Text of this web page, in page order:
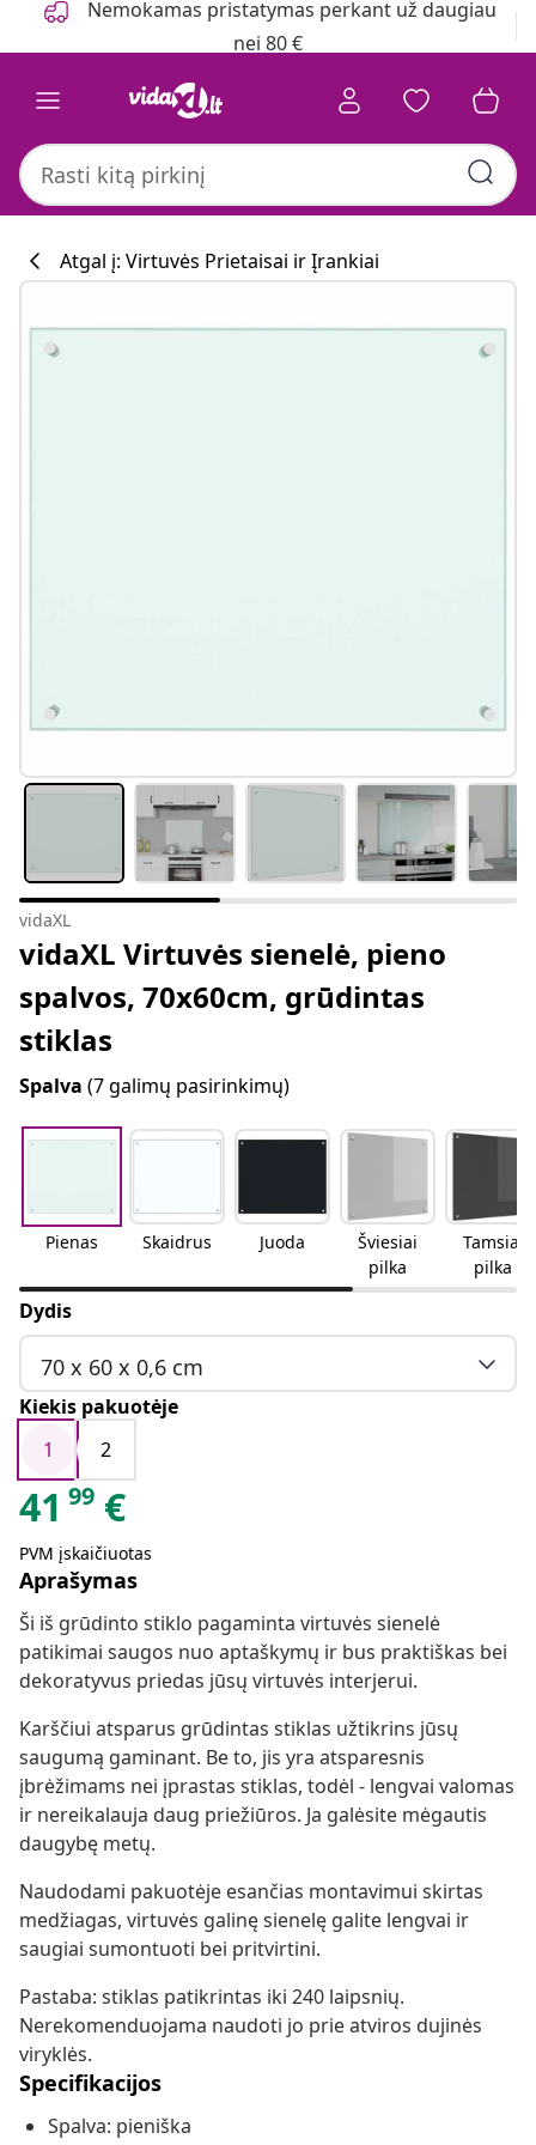
Nemokamas pristatymas perkant už daugiau
nei 80 €
Atgal į: Virtuvės Prietaisai ir Įrankiai
vidaXL
vidaXL Virtuvės sienelė, pieno
spalvos, 70x60cm, grūdintas
stiklas
Spalva (7 galimų pasirinkimų)
Pienas Skaidrus Juoda
Šviesiai
pilka
Tamsiai
pilka
Dydis
70 x 60 x 0,6 cm
Kiekis pakuotėje
1
2
41 99 €
PVM įskaičiuotas
Aprašymas
Ši iš grūdinto stiklo pagaminta virtuvės sienelė
patikimai saugos nuo aptaškymų ir bus praktiškas bei
dekoratyvus priedas jūsų virtuvės interjerui.
Karščiui atsparus grūdintas stiklas užtikrins jūsų
saugumą gaminant. Be to, jis yra atsparesnis
įbrėžimams nei įprastas stiklas, todėl - lengvai valomas
ir nereikalauja daug priežiūros. Ja galėsite mėgautis
daugybę metų.
Naudodami pakuotėje esančias montavimui skirtas
medžiagas, virtuvės galinę sienelę galite lengvai ir
saugiai sumontuoti bei pritvirtini.
Pastaba: stiklas patikrintas iki 240 laipsnių.
Nerekomenduojama naudoti jo prie atviros dujinės
viryklės.
Specifikacijos
Spalva: pieniška